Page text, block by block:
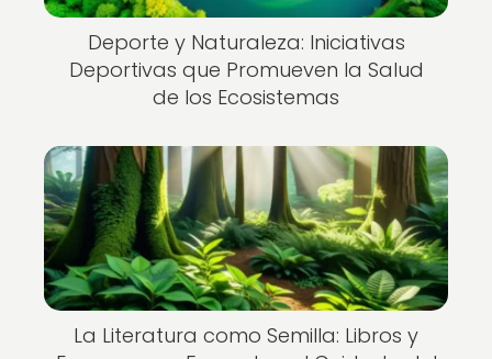
Deporte y Naturaleza: Iniciativas
Deportivas que Promueven la Salud
de los Ecosistemas
La Literatura como Semilla: Libros y